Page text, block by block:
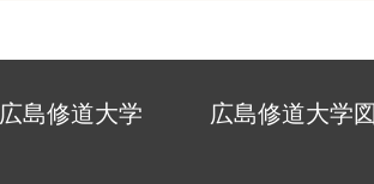
広島修道大学 広島修道大学